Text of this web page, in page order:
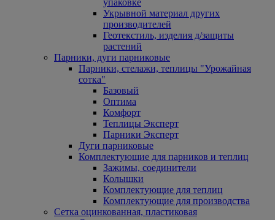
упаковке
Укрывной материал других
производителей
Геотекстиль, изделия д/защиты
растений
Парники, дуги парниковые
Парники, стелажи, теплицы "Урожайная
сотка"
Базовый
Оптима
Комфорт
Теплицы Эксперт
Парники Эксперт
Дуги парниковые
Комплектующие для парников и теплиц
Зажимы, соединители
Колышки
Комплектующие для теплиц
Комплектующие для производства
Сетка оцинкованная, пластиковая